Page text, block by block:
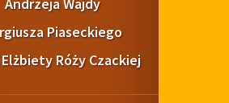
Piaseckiego
Róży Czackiej